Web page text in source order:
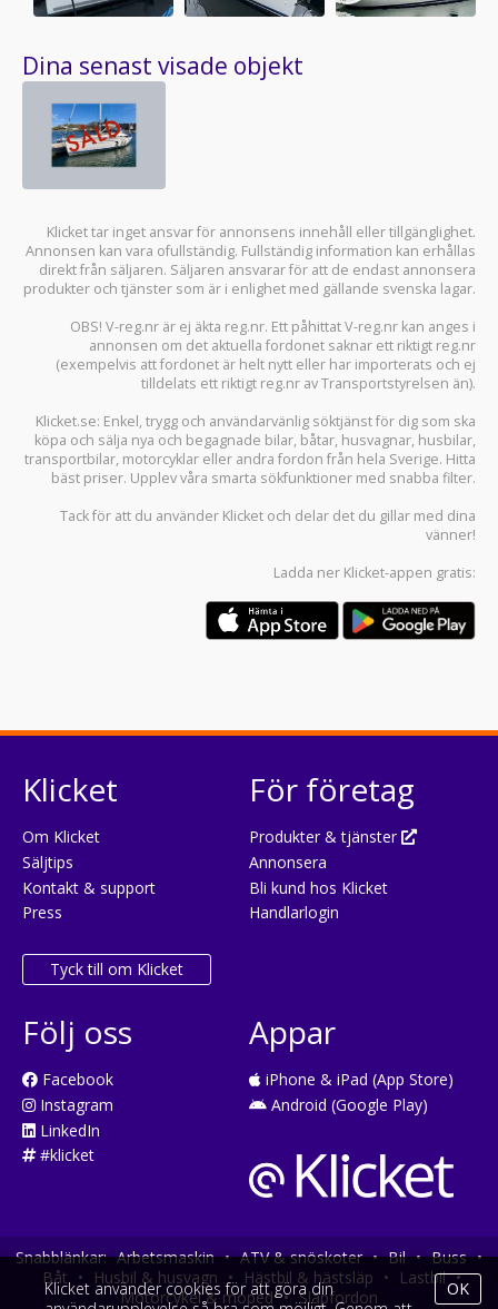
Dina senast visade objekt
Klicket tar inget ansvar för annonsens innehåll eller tillgänglighet.
Annonsen kan vara ofullständig. Fullständig information kan erhållas
direkt från säljaren. Säljaren ansvarar för att de endast annonsera
produkter och tjänster som är i enlighet med gällande svenska lagar.
OBS! V-reg.nr är ej äkta reg.nr. Ett påhittat V-reg.nr kan anges i
annonsen om det aktuella fordonet saknar ett riktigt reg.nr
(exempelvis att fordonet är helt nytt eller har importerats och ej
tilldelats ett riktigt reg.nr av Transportstyrelsen än).
Klicket.se: Enkel, trygg och användarvänlig söktjänst för dig som ska
köpa och sälja nya och begagnade bilar, båtar, husvagnar, husbilar,
transportbilar, motorcyklar eller andra fordon från hela Sverige. Hitta
bäst priser. Upplev våra smarta sökfunktioner med snabba filter.
Tack för att du använder Klicket och delar det du gillar med dina
vänner!
Ladda ner Klicket-appen gratis:
Klicket
Om Klicket
Säljtips
Kontakt & support
Press
Tyck till om Klicket
För företag
Produkter & tjänster
Annonsera
Bli kund hos Klicket
Handlarlogin
Följ oss
Facebook
Instagram
LinkedIn
#klicket
Appar
iPhone & iPad (App Store)
Android (Google Play)
Snabblänkar: Arbetsmaskin • ATV & snöskoter • Bil • Buss •
Båt • Husbil & husvagn • Hästbil & hästsläp • Lastbil •
Motorcykel & moped • Släpfordon
Klicket använder cookies för att göra din
OK